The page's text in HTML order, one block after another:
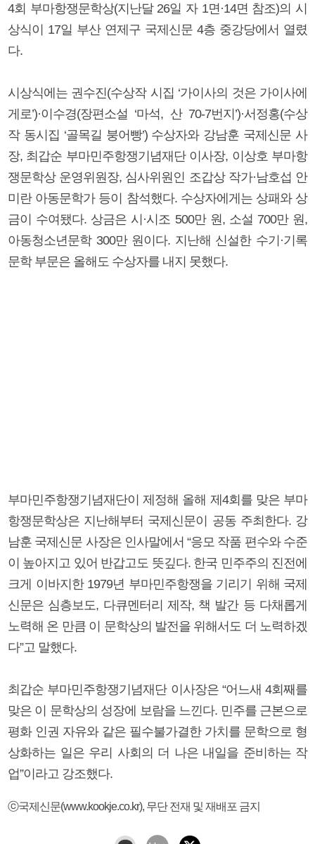
4회 부마항쟁문학상(지난달 26일 자 1면·14면 참조)의 시
상식이 17일 부산 연제구 국제신문 4층 중강당에서 열렸
다.
시상식에는 권수진(수상작 시집 ‘가이사의 것은 가이사에
게로’)·이수경(장편소설 ‘마석, 산 70-7번지’)·서정홍(수상
작 동시집 ‘골목길 붕어빵’) 수상자와 강남훈 국제신문 사
장, 최갑순 부마민주항쟁기념재단 이사장, 이상호 부마항
쟁문학상 운영위원장, 심사위원인 조갑상 작가·남호섭 안
미란 아동문학가 등이 참석했다. 수상자에게는 상패와 상
금이 수여됐다. 상금은 시·시조 500만 원, 소설 700만 원,
아동청소년문학 300만 원이다. 지난해 신설한 수기·기록
문학 부문은 올해도 수상자를 내지 못했다.
부마민주항쟁기념재단이 제정해 올해 제4회를 맞은 부마
항쟁문학상은 지난해부터 국제신문이 공동 주최한다. 강
남훈 국제신문 사장은 인사말에서 “응모 작품 편수와 수준
이 높아지고 있어 반갑고도 뜻깊다. 한국 민주주의 진전에
크게 이바지한 1979년 부마민주항쟁을 기리기 위해 국제
신문은 심층보도, 다큐멘터리 제작, 책 발간 등 다채롭게
노력해 온 만큼 이 문학상의 발전을 위해서도 더 노력하겠
다”고 말했다.
최갑순 부마민주항쟁기념재단 이사장은 “어느새 4회째를
맞은 이 문학상의 성장에 보람을 느낀다. 민주를 근본으로
평화 인권 자유와 같은 필수불가결한 가치를 문학으로 형
상화하는 일은 우리 사회의 더 나은 내일을 준비하는 작
업”이라고 강조했다.
ⓒ국제신문(www.kookje.co.kr), 무단 전재 및 재배포 금지